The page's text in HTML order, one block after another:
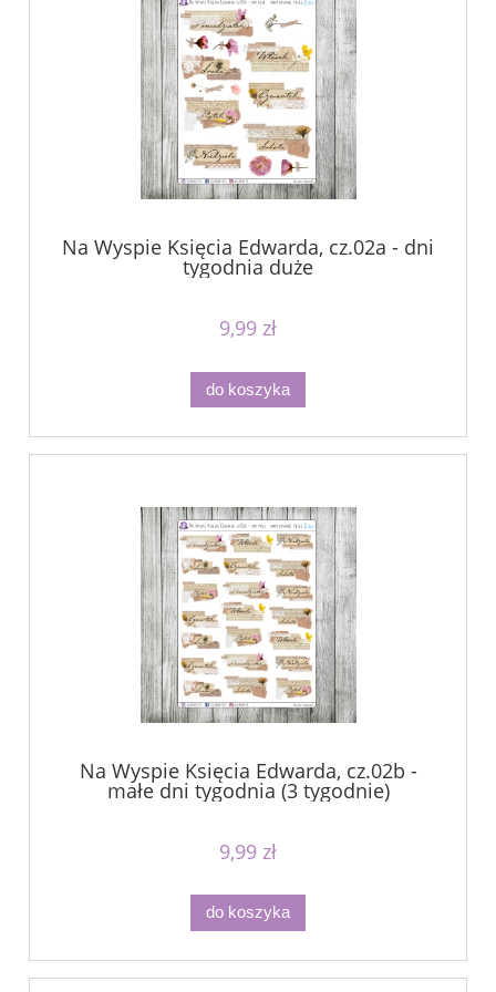
Na Wyspie Księcia Edwarda, cz.02a - dni
tygodnia duże
9,99 zł
do koszyka
Na Wyspie Księcia Edwarda, cz.02b -
małe dni tygodnia (3 tygodnie)
9,99 zł
do koszyka